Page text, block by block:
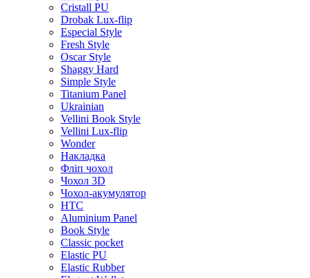
Cristall PU
Drobak Lux-flip
Especial Style
Fresh Style
Oscar Style
Shaggy Hard
Simple Style
Titanium Panel
Ukrainian
Vellini Book Style
Vellini Lux-flip
Wonder
Накладка
Фліп чохол
Чохол 3D
Чохол-акумулятор
HTC
Aluminium Panel
Book Style
Classic pocket
Elastic PU
Elastic Rubber